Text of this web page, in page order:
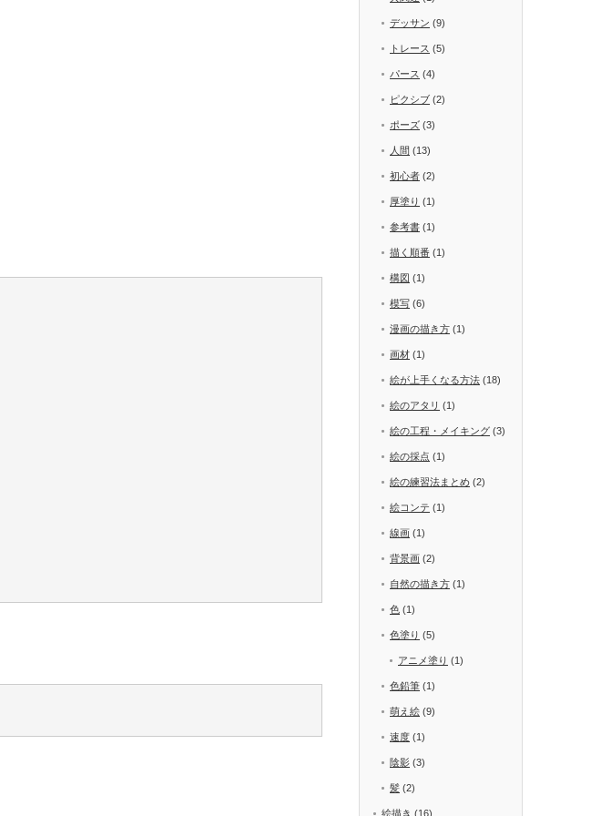
デッサン (9)
トレース (5)
パース (4)
ピクシブ (2)
ポーズ (3)
人間 (13)
初心者 (2)
厚塗り (1)
参考書 (1)
描く順番 (1)
構図 (1)
模写 (6)
漫画の描き方 (1)
画材 (1)
絵が上手くなる方法 (18)
絵のアタリ (1)
絵の工程・メイキング (3)
絵の採点 (1)
絵の練習法まとめ (2)
絵コンテ (1)
線画 (1)
背景画 (2)
自然の描き方 (1)
色 (1)
色塗り (5)
アニメ塗り (1)
色鉛筆 (1)
萌え絵 (9)
速度 (1)
陰影 (3)
髪 (2)
絵描き (16)